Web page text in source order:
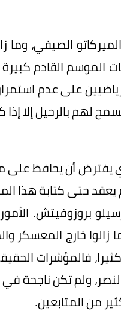
الصيفي،
القادم كبيرة
على عدم
لهم بالرحيل إلا إذا
يفترض أن يحافظ على
يعقد حتى كتابة هذا
بروزوفيتش.
خارج المعسكر
فالمؤشرات
ولم تكن ناجحة
من المتابعين.